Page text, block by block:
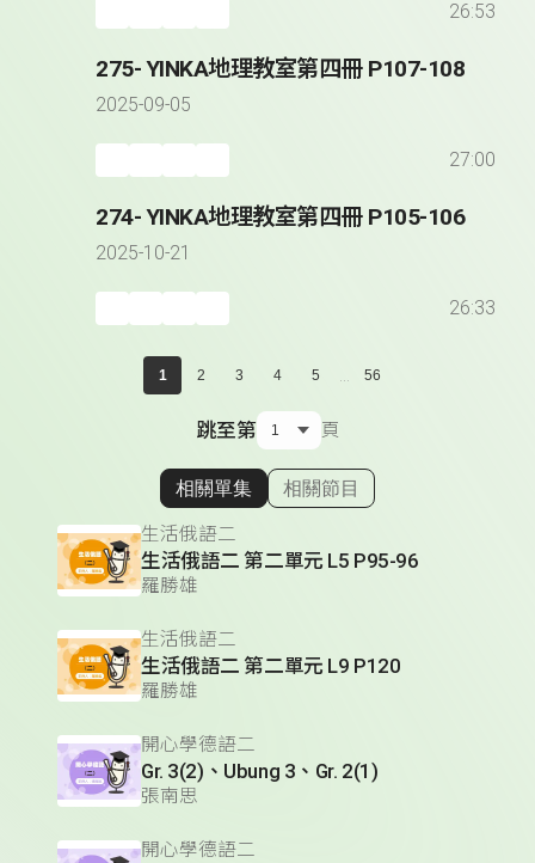
26:53
275- YINKA地理教室第四冊 P107-108
2025-09-05
27:00
274- YINKA地理教室第四冊 P105-106
2025-10-21
26:33
1 2 3 4 5 ... 56
跳至第 頁
顯示相關單集
相關單集 相關節目
生活俄語二
生活俄語二 第二單元 L5 P95-96
羅勝雄
生活俄語二
生活俄語二 第二單元 L9 P120
羅勝雄
開心學德語二
Gr. 3(2)、Ubung 3、Gr. 2(1)
張南思
開心學德語二